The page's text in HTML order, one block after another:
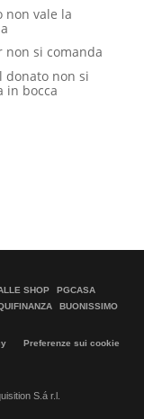
non vale la
non si comanda
donato non si
in bocca
SHOP
PGCASA
BUONISSIMO
Preferenze sui cookie
S.á r.l.